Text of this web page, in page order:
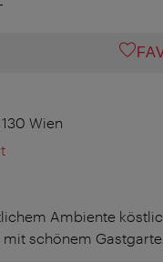
Wien
Ambiente
schönem